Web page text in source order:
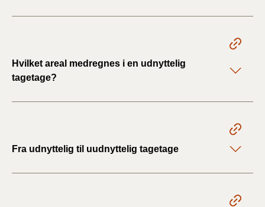
2020)
Hvilket areal medregnes i en udnyttelig
tagetage?
Fra udnyttelig til uudnyttelig tagetage